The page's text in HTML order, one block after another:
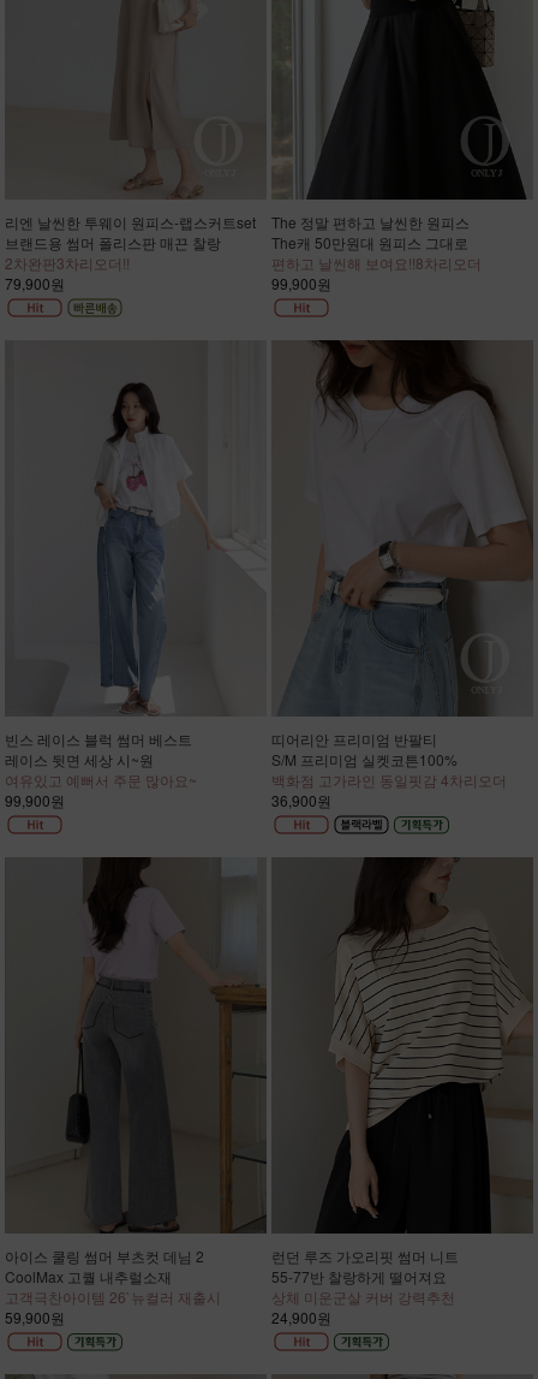
리엔 날씬한 투웨이 원피스-랩스커트set
브랜드용 썸머 폴리스판 매끈 찰랑
2차완판3차리오더!!
79,900원
The 정말 편하고 날씬한 원피스
The캐 50만원대 원피스 그대로
편하고 날씬해 보여요!!8차리오더
99,900원
빈스 레이스 블럭 썸머 베스트
레이스 뒷면 세상 시~원
여유있고 예뻐서 주문 많아요~
99,900원
띠어리안 프리미엄 반팔티
S/M 프리미엄 실켓코튼100%
백화점 고가라인 동일핏감 4차리오더
36,900원
아이스 쿨링 썸머 부츠컷 데님 2
CoolMax 고퀄 내추럴소재
고객극찬아이템 26`뉴컬러 재출시
59,900원
런던 루즈 가오리핏 썸머 니트
55-77반 찰랑하게 떨어져요
상체 미운군살 커버 강력추천
24,900원